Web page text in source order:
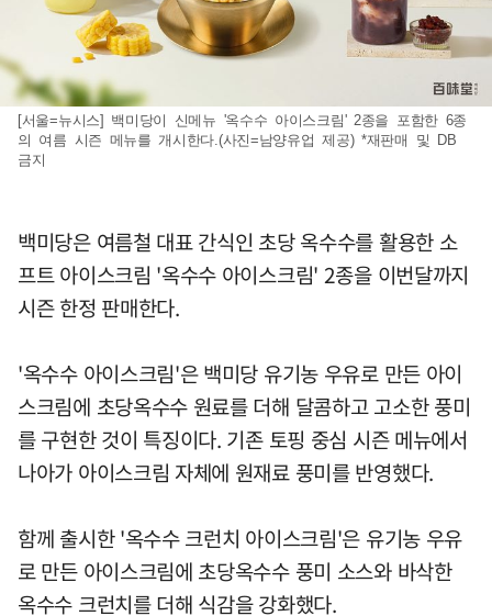
[서울=뉴시스] 백미당이 신메뉴 '옥수수 아이스크림' 2종을 포함한 6종
의 여름 시즌 메뉴를 개시한다.(사진=남양유업 제공) *재판매 및 DB
금지
백미당은 여름철 대표 간식인 초당 옥수수를 활용한 소
프트 아이스크림 '옥수수 아이스크림' 2종을 이번달까지
시즌 한정 판매한다.
'옥수수 아이스크림'은 백미당 유기농 우유로 만든 아이
스크림에 초당옥수수 원료를 더해 달콤하고 고소한 풍미
를 구현한 것이 특징이다. 기존 토핑 중심 시즌 메뉴에서
나아가 아이스크림 자체에 원재료 풍미를 반영했다.
함께 출시한 '옥수수 크런치 아이스크림'은 유기농 우유
로 만든 아이스크림에 초당옥수수 풍미 소스와 바삭한
옥수수 크런치를 더해 식감을 강화했다.